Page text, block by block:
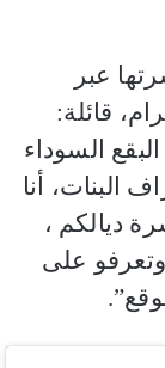
عبر
قائلة:
السوداء
البنات، أنا
ديالكم ،
على